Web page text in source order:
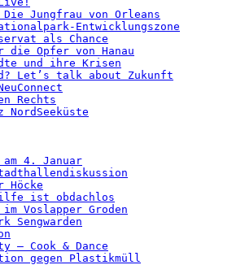
Die Jungfrau von Orleans
Entwicklungszone
als Chance
die Opfer von Hanau
und ihre Krisen
Let’s talk about Zukunft
Rechts
4. Januar
ist obdachlos
Voslapper Groden
Sengwarden
– Cook & Dance
gegen Plastikmüll